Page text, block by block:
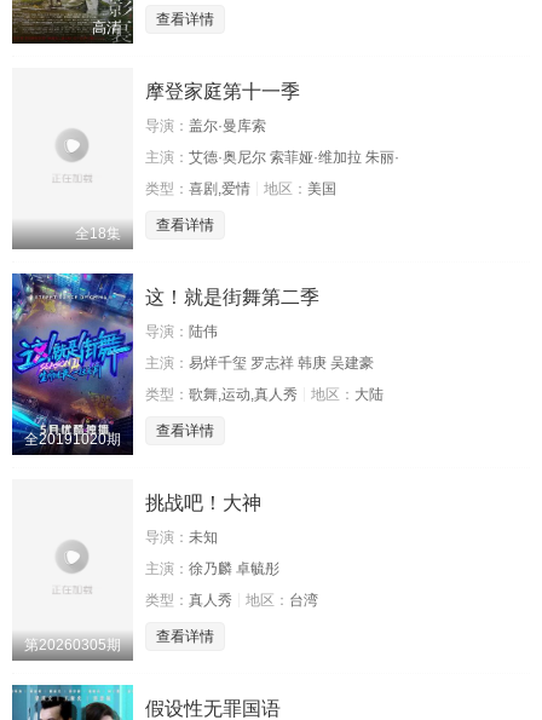
高清 查看详情
全18集
摩登家庭第十一季
导演： 盖尔·曼库索
主演： 艾德·奥尼尔 索菲娅·维加拉 朱丽·
类型： 喜剧,爱情 地区： 美国
查看详情
全20191020期
这！就是街舞第二季
导演： 陆伟
主演： 易烊千玺 罗志祥 韩庚 吴建豪
类型： 歌舞,运动,真人秀 地区： 大陆
查看详情
第20260305期
挑战吧！大神
导演： 未知
主演： 徐乃麟 卓毓彤
类型： 真人秀 地区： 台湾
查看详情
假设性无罪国语